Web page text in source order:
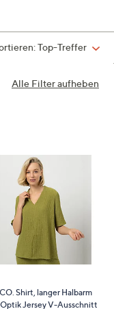
Top-Treffer
Alle Filter aufheben
Shirt, langer Halbarm
Jersey V-Ausschnitt